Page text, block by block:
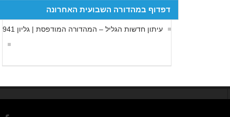
דפדוף במהדורה השבועית האחרונה
עיתון חדשות הגליל – המהדורה המודפסת | גליון 941